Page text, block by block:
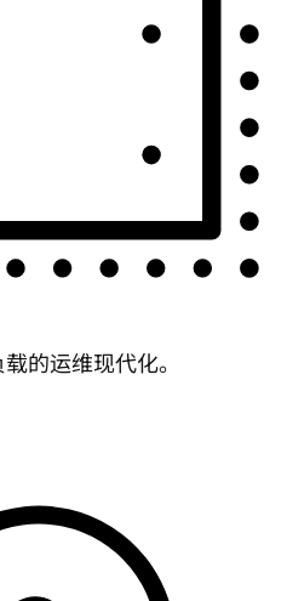
的运维现代化。